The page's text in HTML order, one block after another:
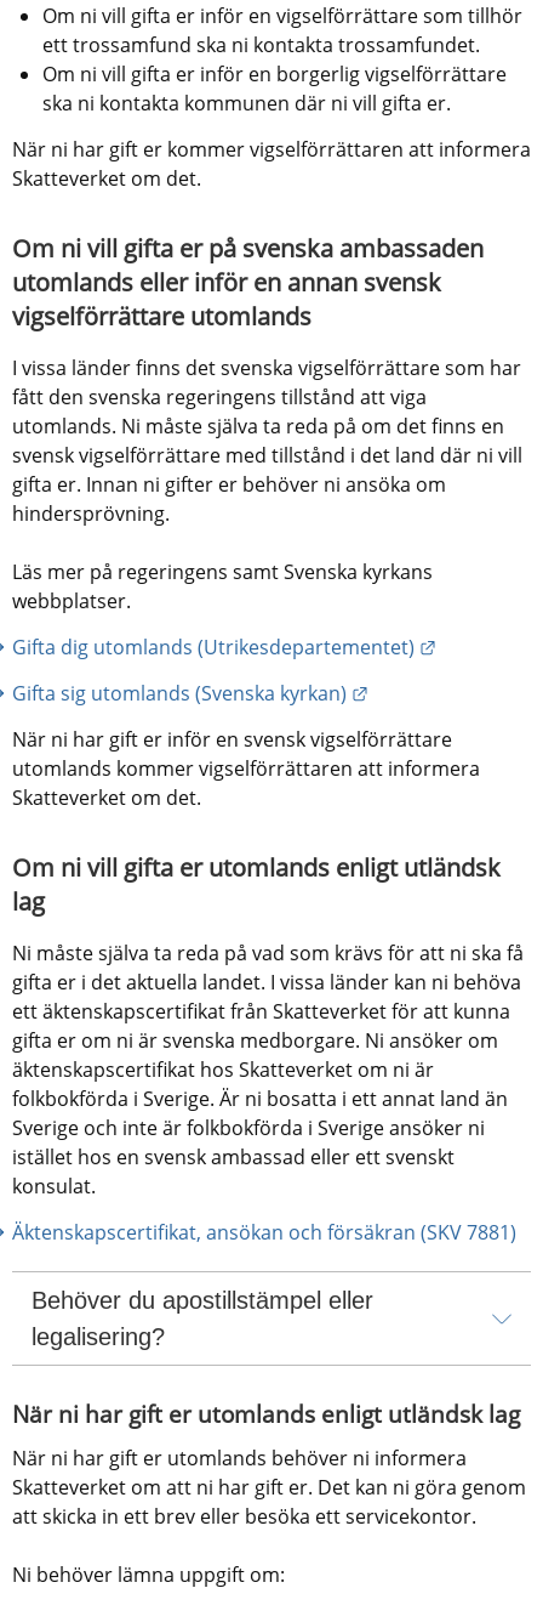
Om ni vill gifta er inför en vigselförrättare som tillhör
ett trossamfund ska ni kontakta trossamfundet.
Om ni vill gifta er inför en borgerlig vigselförrättare
ska ni kontakta kommunen där ni vill gifta er.
När ni har gift er kommer vigselförrättaren att informera
Skatteverket om det.
Om ni vill gifta er på svenska ambassaden
utomlands eller inför en annan svensk
vigselförrättare utomlands
I vissa länder finns det svenska vigselförrättare som har
fått den svenska regeringens tillstånd att viga
utomlands. Ni måste själva ta reda på om det finns en
svensk vigselförrättare med tillstånd i det land där ni vill
gifta er. Innan ni gifter er behöver ni ansöka om
hindersprövning.
Läs mer på regeringens samt Svenska kyrkans
webbplatser.
Gifta dig utomlands (Utrikesdepartementet)
Gifta sig utomlands (Svenska kyrkan)
När ni har gift er inför en svensk vigselförrättare
utomlands kommer vigselförrättaren att informera
Skatteverket om det.
Om ni vill gifta er utomlands enligt utländsk
lag
Ni måste själva ta reda på vad som krävs för att ni ska få
gifta er i det aktuella landet. I vissa länder kan ni behöva
ett äktenskapscertifikat från Skatteverket för att kunna
gifta er om ni är svenska medborgare. Ni ansöker om
äktenskapscertifikat hos Skatteverket om ni är
folkbokförda i Sverige. Är ni bosatta i ett annat land än
Sverige och inte är folkbokförda i Sverige ansöker ni
istället hos en svensk ambassad eller ett svenskt
konsulat.
Äktenskapscertifikat, ansökan och försäkran (SKV 7881)
Behöver du apostillstämpel eller
legalisering?
När ni har gift er utomlands enligt utländsk lag
När ni har gift er utomlands behöver ni informera
Skatteverket om att ni har gift er. Det kan ni göra genom
att skicka in ett brev eller besöka ett servicekontor.
Ni behöver lämna uppgift om: